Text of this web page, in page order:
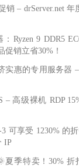
销 – drServer.net
Ryzen 9 DDR5
促销立省30%！
实惠的专用服务器
– 高级裸机 RDP
可享受 1230% 的
IP
夏季特卖！30% 折